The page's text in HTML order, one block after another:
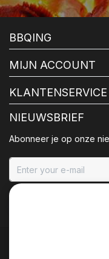
BBQING
MIJN ACCOUNT
KLANTENSERVICE
NIEUWSBRIEF
Abonneer je op onze